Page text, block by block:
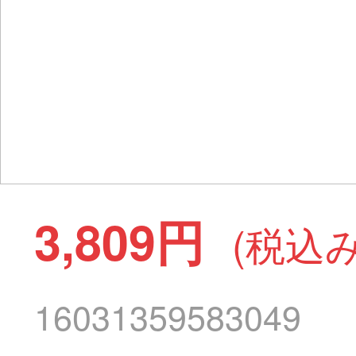
3,809円 (税込
16031359583049